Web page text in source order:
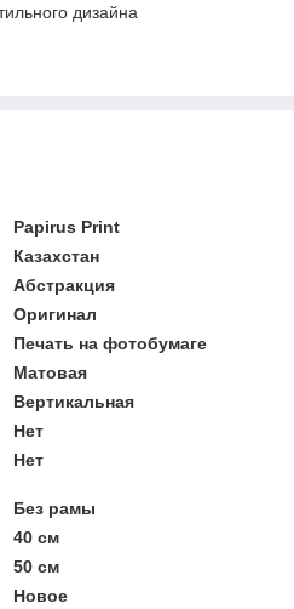
дизайна
Papirus Print
Казахстан
Абстракция
Оригинал
Печать на фотобумаге
Матовая
Вертикальная
Нет
Нет
Без рамы
40 см
50 см
Новое